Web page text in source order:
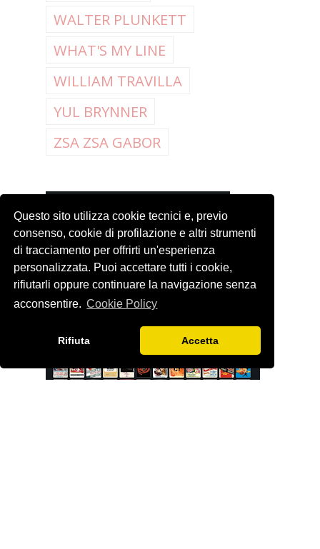
Questo sito utilizza cookie tecnici e, previo
consenso, cookie di profilazione e altri strumenti
di tracciamento per offrirti un'esperienza
personalizzata. Puoi accettare tutti i cookie,
rifiutarli oppure continuare la navigazione senza
acconsentire. Cookie Policy
Rifiuta Accetta
WALTER PLUNKETT
WHAT'S MY LINE
WILLIAM TRAVILLA
YUL BRYNNER
ZSA ZSA GABOR
LISTA FILM
LETTERBOXD